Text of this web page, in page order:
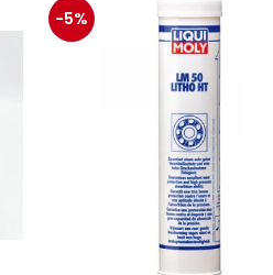
-5%